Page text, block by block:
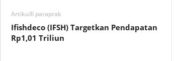
p
o
r
Artikulli paraprak
Ifishdeco (IFSH) Targetkan Pendapatan
Rp1,01 Triliun